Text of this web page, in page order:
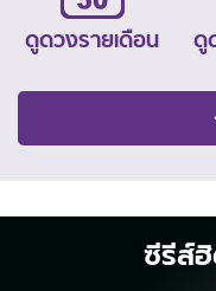
ดูดวงรายเดือน
ดู
ซีรีส์